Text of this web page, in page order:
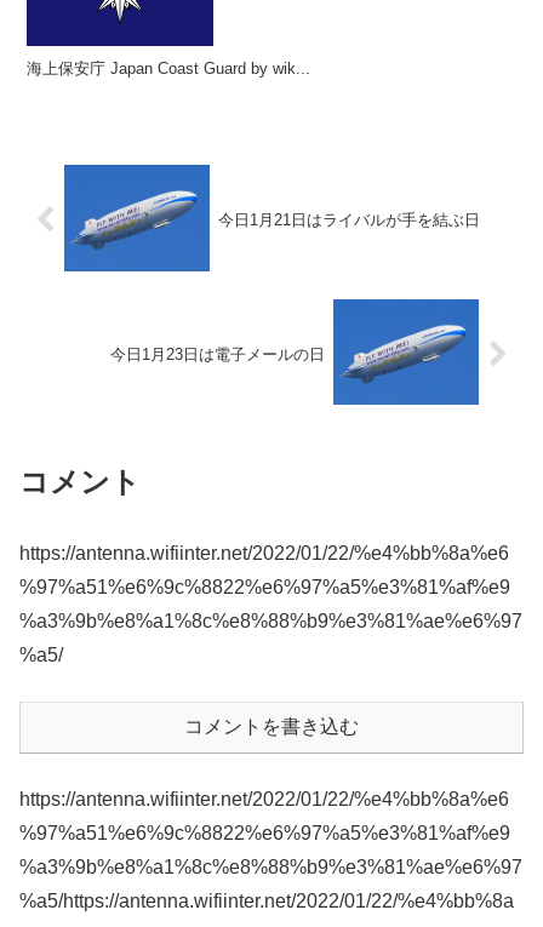
海上保安庁 Japan Coast Guard by wik...
今日1月21日はライバルが手を結ぶ日
今日1月23日は電子メールの日
コメント
https://antenna.wifiinter.net/2022/01/22/%e4%bb%8a%e6
%97%a51%e6%9c%8822%e6%97%a5%e3%81%af%e9
%a3%9b%e8%a1%8c%e8%88%b9%e3%81%ae%e6%97
%a5/
コメントを書き込む
https://antenna.wifiinter.net/2022/01/22/%e4%bb%8a%e6
%97%a51%e6%9c%8822%e6%97%a5%e3%81%af%e9
%a3%9b%e8%a1%8c%e8%88%b9%e3%81%ae%e6%97
%a5/https://antenna.wifiinter.net/2022/01/22/%e4%bb%8a